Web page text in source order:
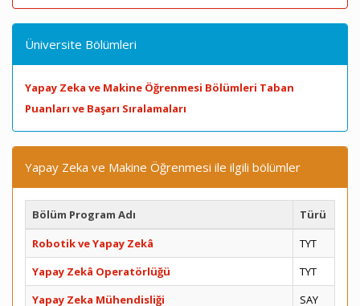
Üniversite Bölümleri
Yapay Zeka ve Makine Öğrenmesi Bölümleri Taban
Puanları ve Başarı Sıralamaları
Yapay Zeka ve Makine Öğrenmesi ile ilgili bölümler
Bölüm Program Adı
Türü
Robotik ve Yapay Zekâ
TYT
Yapay Zekâ Operatörlüğü
TYT
Yapay Zeka Mühendisliği
SAY